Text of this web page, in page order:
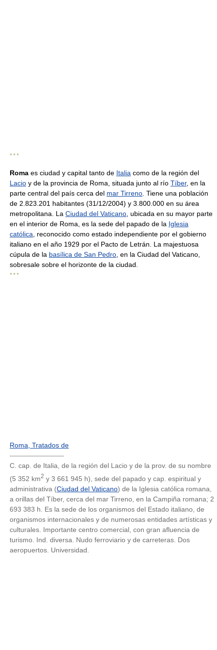
* * *
Roma es ciudad y capital tanto de Italia como de la región del
Lacio y de la provincia de Roma, situada junto al río Tíber, en la
parte central del país cerca del mar Tirreno . Tiene una población
de 2.823.201 habitantes (31/12/2004) y 3.800.000 en su área
metropolitana. La Ciudad del Vaticano , ubicada en su mayor parte
en el interior de Roma, es la sede del papado de la Iglesia
católica , reconocido como estado independiente por el gobierno
italiano en el año 1929 por el Pacto de Letrán. La majestuosa
cúpula de la basílica de San Pedro , en la Ciudad del Vaticano,
sobresale sobre el horizonte de la ciudad.
* * *
Roma, Tratados de
————————
C. cap. de Italia, de la región del Lacio y de la prov. de su nombre
(5 352 km2 y 3 661 945 h), sede del papado y cap. espiritual y
administrativa (Ciudad del Vaticano) de la Iglesia católica romana,
a orillas del Tíber, cerca del mar Tirreno, en la Campiña romana; 2
693 383 h. Es la sede de los organismos del Estado italiano, de
organismos internacionales y de numerosas entidades artísticas y
culturales. Importante centro comercial, con gran afluencia de
turismo. Ind. diversa. Nudo ferroviario y de carreteras. Dos
aeropuertos. Universidad.